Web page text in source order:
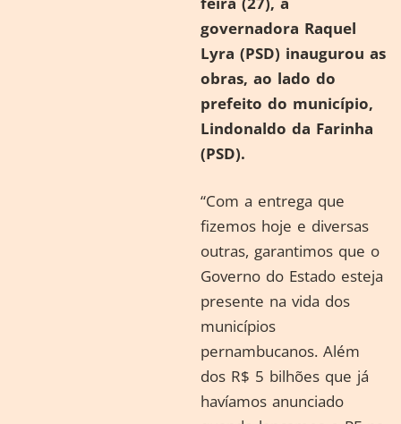
governadora Raquel
Lyra (PSD) inaugurou as
obras, ao lado do
prefeito do município,
Lindonaldo da Farinha
(PSD).
“Com a entrega que
fizemos hoje e diversas
outras, garantimos que o
Governo do Estado esteja
presente na vida dos
municípios
pernambucanos. Além
dos R$ 5 bilhões que já
havíamos anunciado